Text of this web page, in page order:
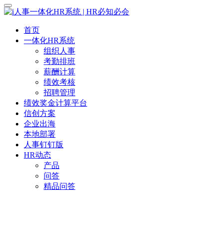
首页
一体化HR系统
组织人事
考勤排班
薪酬计算
绩效考核
招聘管理
绩效奖金计算平台
信创方案
企业出海
本地部署
人事钉钉版
HR动态
产品
问答
精品问答